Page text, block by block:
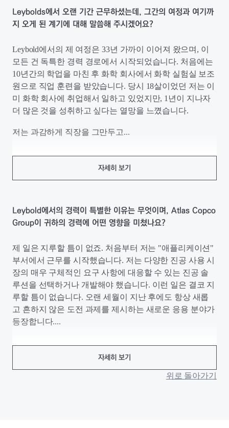
Leybolds에서 오랜 기간 근무하셨는데, 그간의 여정과 여기까
지 오게 된 계기에 대해 말씀해 주시겠어요?
Leybold에서의 제 여정은 33년 가까이 이어져 왔으며, 이
모든 건 독특한 경력 경로에서 시작되었습니다. 처음에는
10년간의 학업을 마친 후 화학 회사에서 화학 실험실 보조
원으로 직업 훈련을 받았습니다. 당시 18살이었던 저는 이
미 화학 회사에 취업해서 일하고 있었지만, 1년이 지나자
더 많은 것을 성취하고 싶다는 열망을 느꼈습니다.
저는 과감하게 직장을 그만두고...
자세히 보기
Leybold에서의 경력이 특별한 이유는 무엇이며, Atlas Copco
Group이 귀하의 경력에 어떤 영향을 미쳤나요?
제 일은 지루할 틈이 없죠. 처음부터 저는 "애플리케이션"
부서에서 근무를 시작했습니다. 저는 다양한 진공 사용 시
장의 매우 구체적인 요구 사항에 대응할 수 있는 진공 솔
루션을 선택하거나 개발해야 했습니다. 이런 일은 결코 지
루할 틈이 없습니다. 오랜 세월이 지난 후에도 항상 새롭
고 흔하지 않은 도전 과제를 제시하는 새로운 응용 분야가
등장합니다....
자세히 보기
위로 돌아가기